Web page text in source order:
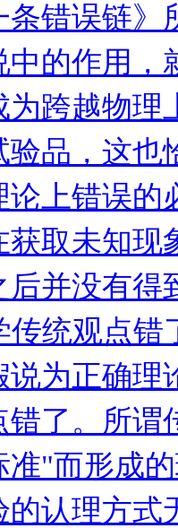
条错误链》
中的作用，
为跨越物理
验品，这
论上错误
获取未知现
后并没有得
统观点
说为正确理
错了。所谓
准"而形成
的认理方式